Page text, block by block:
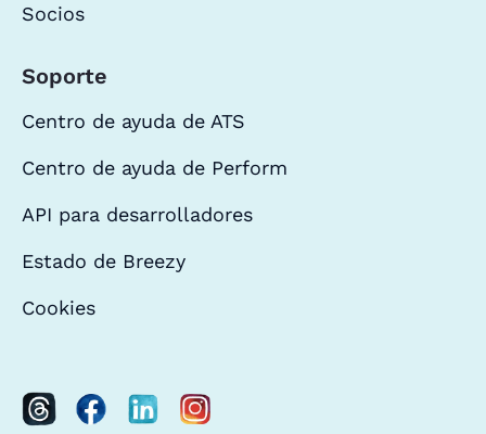
Socios
Soporte
Centro de ayuda de ATS
Centro de ayuda de Perform
API para desarrolladores
Estado de Breezy
Cookies